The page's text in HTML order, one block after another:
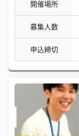
開催場所
募集人数
申込締切